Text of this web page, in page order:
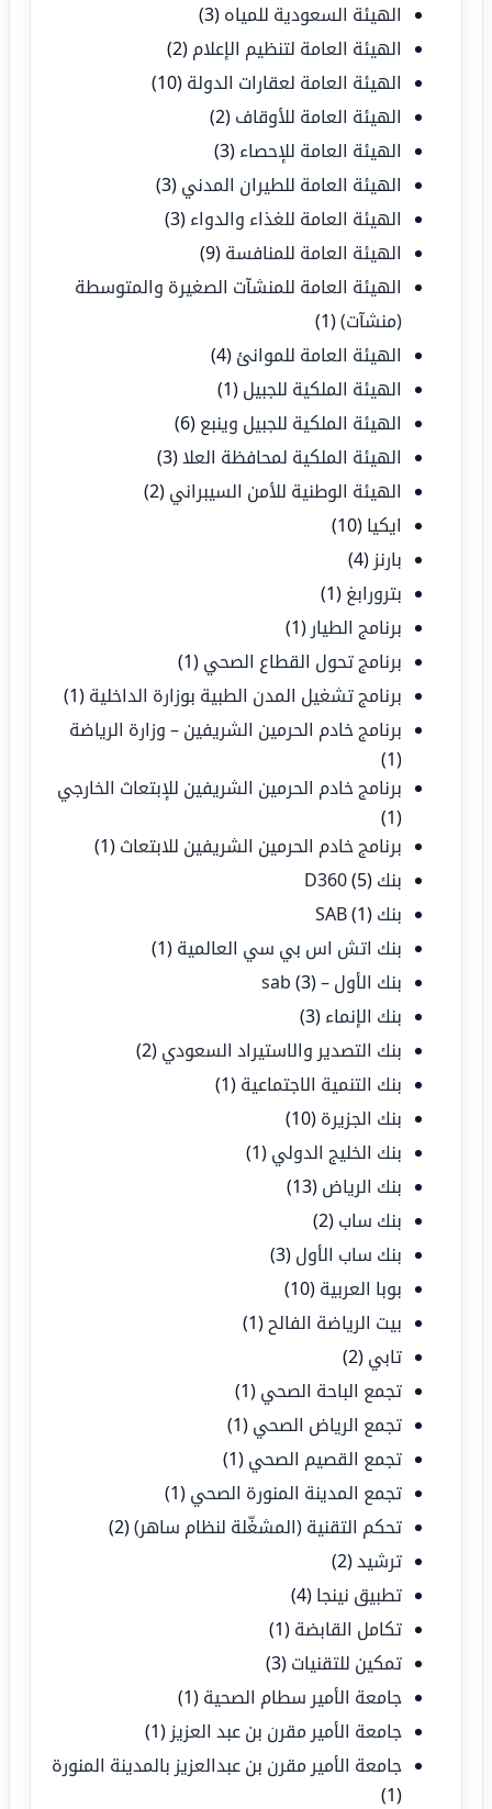
الهيئة السعودية للمياه (3)
الهيئة العامة لتنظيم الإعلام (2)
الهيئة العامة لعقارات الدولة (10)
الهيئة العامة للأوقاف (2)
الهيئة العامة للإحصاء (3)
الهيئة العامة للطيران المدني (3)
الهيئة العامة للغذاء والدواء (3)
الهيئة العامة للمنافسة (9)
الهيئة العامة للمنشآت الصغيرة والمتوسطة
(منشآت)(1)
الهيئة العامة للموانئ (4)
الهيئة الملكية للجبيل (1)
الهيئة الملكية للجبيل وينبع (6)
الهيئة الملكية لمحافظة العلا(3)
الهيئة الوطنية للأمن السيبراني (2)
ايكيا (10)
بارنز (4)
بترورابغ (1)
برنامج الطيار (1)
برنامج تحول القطاع الصحي (1)
برنامج تشغيل المدن الطبية بوزارة الداخلية (1)
برنامج خادم الحرمين الشريفين – وزارة الرياضة
(1)
برنامج خادم الحرمين الشريفين للإبتعاث الخارجي
(1)
برنامج خادم الحرمين الشريفين للابتعاث (1)
بنك D360 (5)
بنك SAB (1)
بنك اتش اس بي سي العالمية (1)
بنك الأول – sab(3)
بنك الإنماء (3)
بنك التصدير والاستيراد السعودي (2)
بنك التنمية الاجتماعية (1)
بنك الجزيرة (10)
بنك الخليج الدولي (1)
بنك الرياض (13)
بنك ساب (2)
بنك ساب الأول (3)
بوبا العربية (10)
بيت الرياضة الفالح (1)
تابي (2)
تجمع الباحة الصحي (1)
تجمع الرياض الصحي (1)
تجمع القصيم الصحي (1)
تجمع المدينة المنورة الصحي (1)
تحكم التقنية (المشغّلة لنظام ساهر)(2)
ترشيد(2)
تطبيق نينجا (4)
تكامل القابضة (1)
تمكين للتقنيات (3)
جامعة الأمير سطام الصحية (1)
جامعة الأمير مقرن بن عبد العزيز (1)
جامعة الأمير مقرن بن عبدالعزيز بالمدينة المنورة
(1)